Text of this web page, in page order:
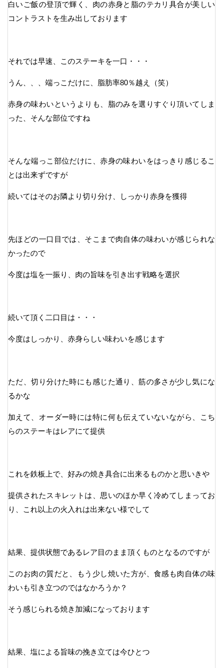
白いご飯の登頂で輝く、肉の赤身と脂のテカリ具合が美しい
コントラストを生み出しております
それでは早速、このステーキを一口・・・
うん、、、端っこだけに、脂肪率80％越え（笑）
赤身の味わいというよりも、脂のみを選りすぐり頂いてしま
った、そんな部位ですね
そんな端っこ部位だけに、赤身の味わいをはっきり感じるこ
とは出来ずですが
続いてはそのお隣より切り分け、しっかり赤身を獲得
先ほどの一口目では、そこまで肉自体の味わいが感じられな
かったので
今度は塩を一振り、肉の旨味を引き出す戦略を選択
続いて頂く二口目は・・・
今度はしっかり、赤身らしい味わいを感じます
ただ、切り分けた時にも感じた通り、筋の多さが少し気にな
るかな
加えて、オーダー時には特に何も伝えていないながら、こち
らのステーキはレアにて提供
これを鉄板上で、好みの焼き具合に出来るものかと思いきや
提供されたスキレットは、思いのほか早く冷めてしまってお
り、これ以上の火入れは出来ない様でして
結果、提供状態であるレア目のまま頂くものとなるのですが
このお肉の質だと、もう少し焼いた方が、食感も肉自体の味
わいも引き立つのではなかろうか？
そう感じられる焼き加減になっております
結果、塩による旨味の挽き立ては今ひとつ